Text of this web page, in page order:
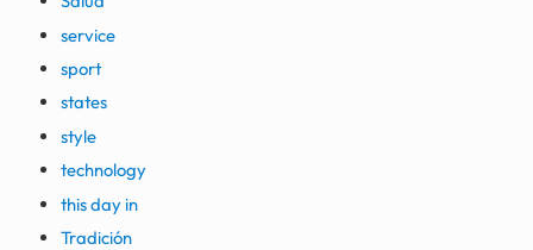
service
sport
states
style
technology
this day in
Tradición